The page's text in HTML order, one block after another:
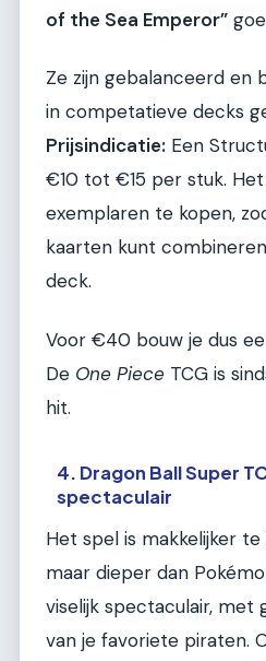
of the Sea Emperor”
Ze zijn gebalanceerd en
in competatieve decks
Prijsindicatie: Een
€10 tot €15 per stuk.
exemplaren te kopen,
kaarten kunt
deck.
Voor €40 bouw je dus
De One Piece TCG is
hit.
4. Dragon Ball Super
spectaculair
Het spel is makkelijker
maar dieper dan
viselijk spectaculair, met
van je favoriete piraten.